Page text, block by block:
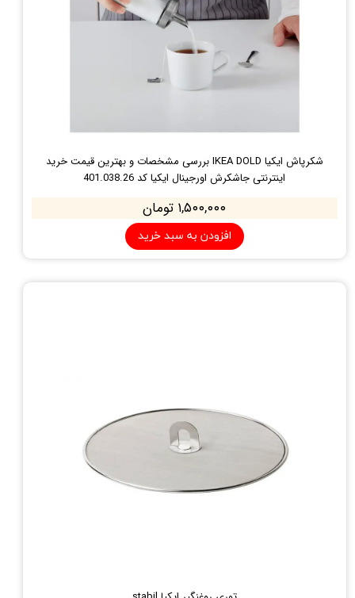
شکرپاش ایکیا IKEA DOLD بررسی مشخصات و بهترین قیمت خرید
اینترنتی جاشکرش اورجینال ایکیا کد 401.038.26
۱,۵۰۰,۰۰۰ تومان
افزودن به سبد خرید